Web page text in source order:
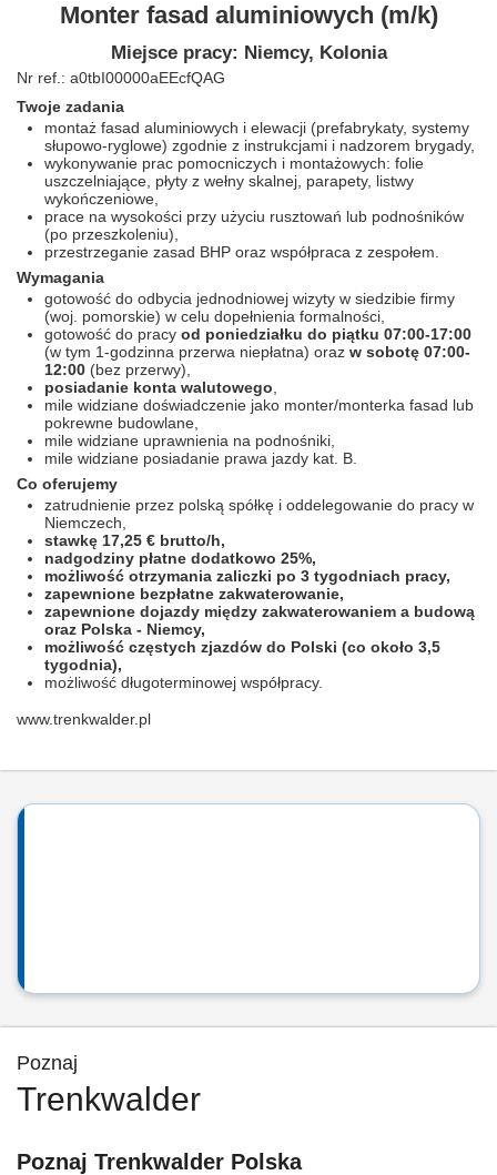
Monter fasad aluminiowych (m/k)
Miejsce pracy: Niemcy, Kolonia
Nr ref.: a0tbI00000aEEcfQAG
Twoje zadania
montaż fasad aluminiowych i elewacji (prefabrykaty, systemy
słupowo-ryglowe) zgodnie z instrukcjami i nadzorem brygady,
wykonywanie prac pomocniczych i montażowych: folie
uszczelniające, płyty z wełny skalnej, parapety, listwy
wykończeniowe,
prace na wysokości przy użyciu rusztowań lub podnośników
(po przeszkoleniu),
przestrzeganie zasad BHP oraz współpraca z zespołem.
Wymagania
gotowość do odbycia jednodniowej wizyty w siedzibie firmy
(woj. pomorskie) w celu dopełnienia formalności,
gotowość do pracy od poniedziałku do piątku 07:00-17:00
(w tym 1-godzinna przerwa niepłatna) oraz w sobotę 07:00-
12:00 (bez przerwy),
posiadanie konta walutowego
mile widziane doświadczenie jako monter/monterka fasad lub
pokrewne budowlane,
mile widziane uprawnienia na podnośniki,
mile widziane posiadanie prawa jazdy kat. B.
Co oferujemy
zatrudnienie przez polską spółkę i oddelegowanie do pracy w
Niemczech,
stawkę 17,25 € brutto/h,
nadgodziny płatne dodatkowo 25%,
możliwość otrzymania zaliczki po 3 tygodniach pracy,
zapewnione bezpłatne zakwaterowanie,
zapewnione dojazdy między zakwaterowaniem a budową
oraz Polska - Niemcy,
możliwość częstych zjazdów do Polski (co około 3,5
tygodnia),
możliwość długoterminowej współpracy.
www.trenkwalder.pl
Poznaj
Trenkwalder
Poznaj Trenkwalder Polska